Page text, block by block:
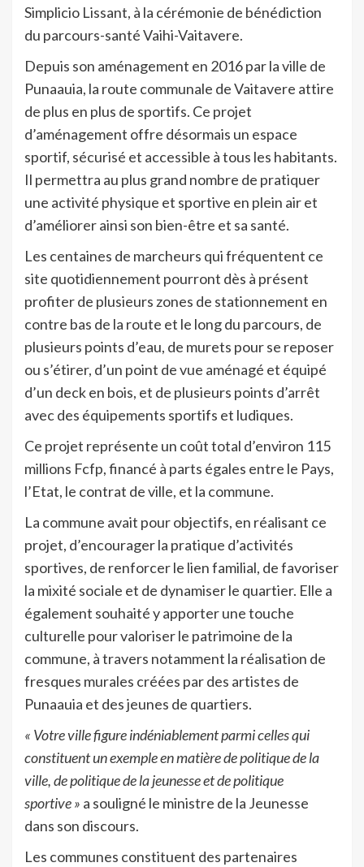
Simplicio Lissant, à la cérémonie de bénédiction
du parcours-santé Vaihi-Vaitavere.
Depuis son aménagement en 2016 par la ville de
Punaauia, la route communale de Vaitavere attire
de plus en plus de sportifs. Ce projet
d’aménagement offre désormais un espace
sportif, sécurisé et accessible à tous les habitants.
Il permettra au plus grand nombre de pratiquer
une activité physique et sportive en plein air et
d’améliorer ainsi son bien-être et sa santé.
Les centaines de marcheurs qui fréquentent ce
site quotidiennement pourront dès à présent
profiter de plusieurs zones de stationnement en
contre bas de la route et le long du parcours, de
plusieurs points d’eau, de murets pour se reposer
ou s’étirer, d’un point de vue aménagé et équipé
d’un deck en bois, et de plusieurs points d’arrêt
avec des équipements sportifs et ludiques.
Ce projet représente un coût total d’environ 115
millions Fcfp, financé à parts égales entre le Pays,
l’Etat, le contrat de ville, et la commune.
La commune avait pour objectifs, en réalisant ce
projet, d’encourager la pratique d’activités
sportives, de renforcer le lien familial, de favoriser
la mixité sociale et de dynamiser le quartier. Elle a
également souhaité y apporter une touche
culturelle pour valoriser le patrimoine de la
commune, à travers notamment la réalisation de
fresques murales créées par des artistes de
Punaauia et des jeunes de quartiers.
« Votre ville figure indéniablement parmi celles qui
constituent un exemple en matière de politique de la
ville, de politique de la jeunesse et de politique
sportive » a souligné le ministre de la Jeunesse
dans son discours.
Les communes constituent des partenaires